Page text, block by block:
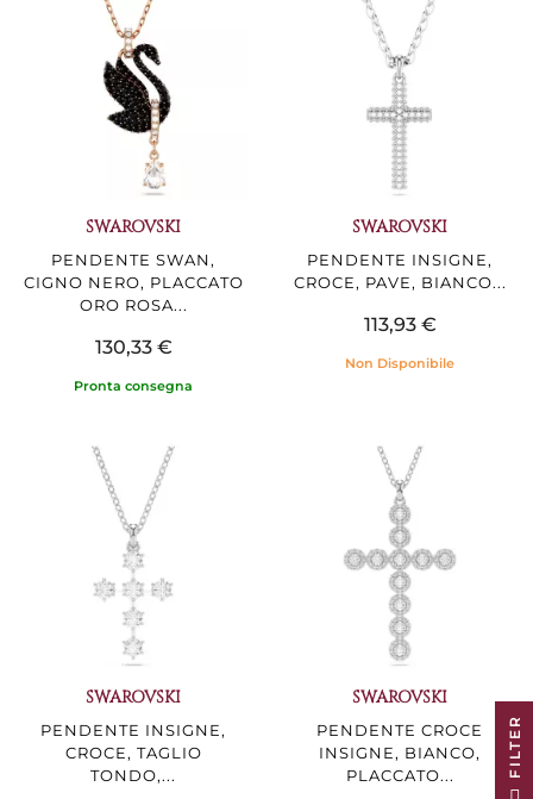
SWAROVSKI
PENDENTE SWAN,
CIGNO NERO, PLACCATO
ORO ROSA...
130,33 €
Pronta consegna
SWAROVSKI
PENDENTE INSIGNE,
CROCE, PAVE, BIANCO...
113,93 €
Non Disponibile
SWAROVSKI
PENDENTE INSIGNE,
CROCE, TAGLIO
TONDO,...
SWAROVSKI
PENDENTE CROCE
INSIGNE, BIANCO,
PLACCATO...
R